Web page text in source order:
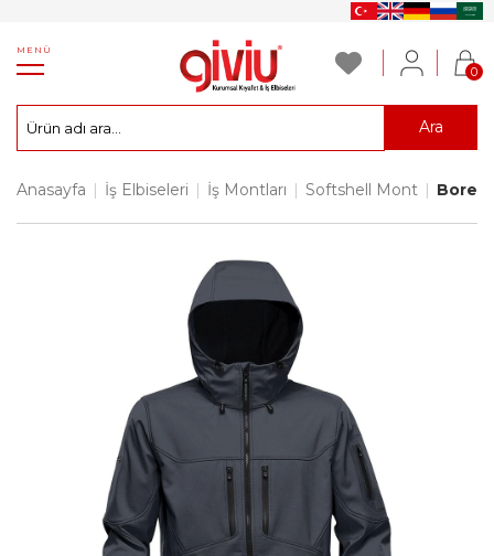
MENÜ
0
Ara
Anasayfa | İş Elbiseleri | İş Montları | Softshell Mont |